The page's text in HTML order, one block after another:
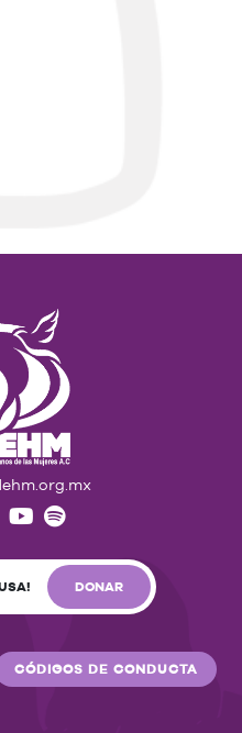
DONAR
CÓDIGOS DE CONDUCTA